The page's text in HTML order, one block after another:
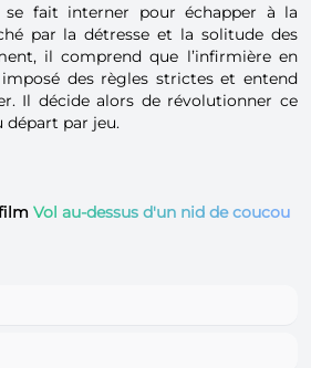
se fait interner pour échapper à la
par la détresse et la solitude des
il comprend que l’infirmière en
des règles strictes et entend
Il décide alors de révolutionner ce
par jeu.
Vol au-dessus d'un nid de coucou